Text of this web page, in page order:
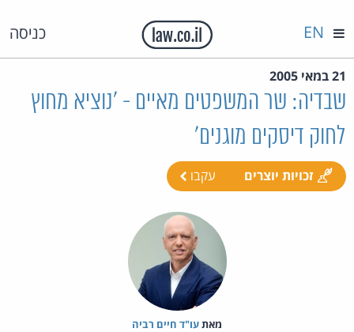
כניסה EN
21 במאי 2005
שבדיה: שר המשפטים מאיים - 'נוציא מחוץ
לחוק דיסקים מוגנים'
זכויות יוצרים עקבו
מאת‏עו"ד חיים רביה